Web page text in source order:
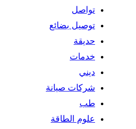
تواصل
توصيل بضائع
حديقة
خدمات
ديني
شركات صيانة
طب
علوم الطاقة